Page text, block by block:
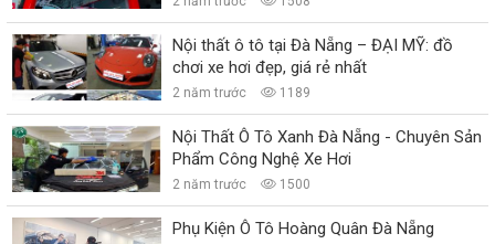
Nội thất ô tô tại Đà Nẵng – ĐẠI MỸ: đồ
chơi xe hơi đẹp, giá rẻ nhất
2 năm trước 1189
Nội Thất Ô Tô Xanh Đà Nẵng - Chuyên Sản
Phẩm Công Nghệ Xe Hơi
2 năm trước 1500
Phụ Kiện Ô Tô Hoàng Quân Đà Nẵng